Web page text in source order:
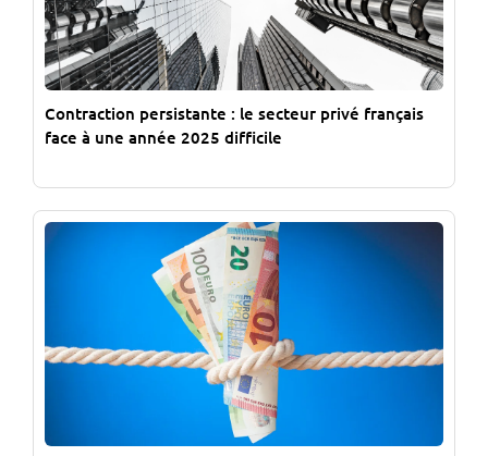
Contraction persistante : le secteur privé français
face à une année 2025 difficile